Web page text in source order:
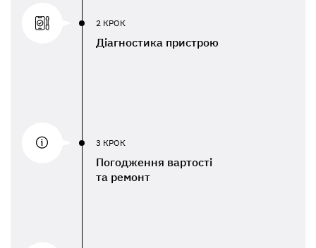
2 КРОК
Діагностика пристрою
3 КРОК
Погодження вартості
та ремонт